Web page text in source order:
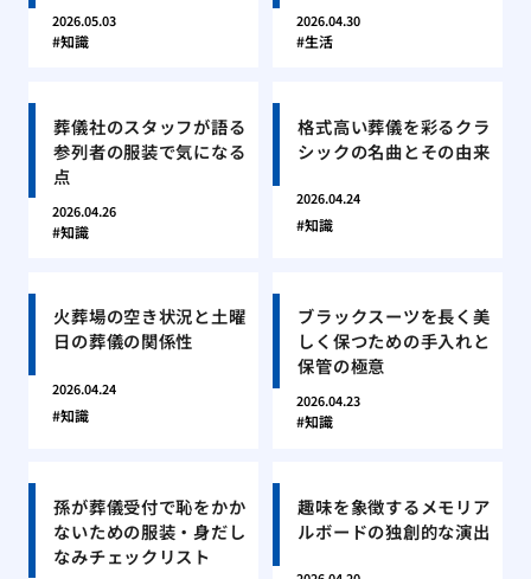
2026.05.03
知識
2026.04.30
生活
葬儀社のスタッフが語る
参列者の服装で気になる
点
2026.04.26
知識
格式高い葬儀を彩るクラ
シックの名曲とその由来
2026.04.24
知識
火葬場の空き状況と土曜
日の葬儀の関係性
2026.04.24
知識
ブラックスーツを長く美
しく保つための手入れと
保管の極意
2026.04.23
知識
孫が葬儀受付で恥をかか
ないための服装・身だし
なみチェックリスト
趣味を象徴するメモリア
ルボードの独創的な演出